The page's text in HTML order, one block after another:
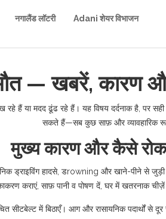
नगालैंड लॉटरी Adani शेयर विभाजन
— खबरें, कारण
हैं या मदद ढूंढ रहे हैं। यह विषय दर्दनाक है, पर
सकते हैं—सब कुछ साफ़ और व्यावहारिक
मुख्य कारण और कैसे
ड्राइविंग हादसे, डrowning और खाने-पीने से
कराएं, साफ़ पानी व पोषण दें, घर में खतरनाक
सीटबेल्ट में बिठाएँ। आग और रासायनिक पदार्थों से